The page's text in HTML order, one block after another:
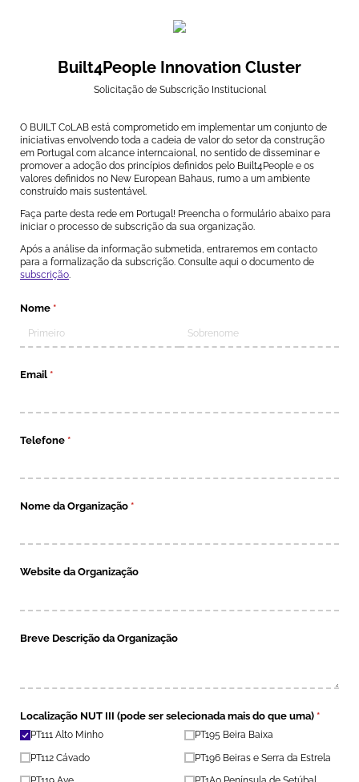
Built4People Innovation Cluster
Solicitação de Subscrição Institucional
O BUILT CoLAB está comprometido em implementar um conjunto de
iniciativas envolvendo toda a cadeia de valor do setor da construção
em Portugal com alcance interncaional, no sentido de disseminar e
promover a adoção dos princípios definidos pelo Built4People e os
valores definidos no New European Bahaus, rumo a um ambiente
construído mais sustentável.
Faça parte desta rede em Portugal! Preencha o formulário abaixo para
iniciar o processo de subscrição da sua organização.
Após a análise da informação submetida, entraremos em contacto
para a formalização da subscrição. Consulte aqui o documento de
subscrição.
Nome *(obrigatório)
Email *(obrigatório)
Telefone *(obrigatório)
Nome da Organização *(obrigatório)
Website da Organização
Breve Descrição da Organização
Localização NUT III (pode ser selecionada mais do que uma) *
PT111 Alto Minho
PT112 Cávado
PT195 Beira Baixa
PT196 Beiras e Serra da Estrela